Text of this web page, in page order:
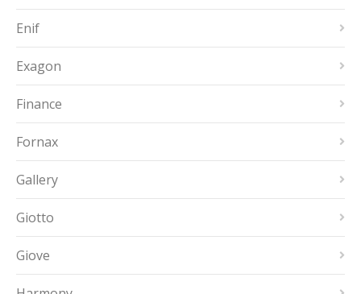
Enif
Exagon
Finance
Fornax
Gallery
Giotto
Giove